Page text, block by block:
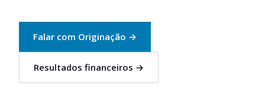
Falar com Originação →
Resultados financeiros →